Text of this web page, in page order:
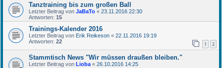
Tanztraining bis zum großen Ball
Letzter Beitrag von JaBaTo « 23.11.2016 22:30
Antworten: 15
Trainings-Kalender 2016
Letzter Beitrag von Erik Reikeson « 22.11.2016 19:19
Antworten: 22 1 2
Stammtisch News "Wir müssen draußen bleiben."
Letzter Beitrag von Lioba « 26.10.2016 14:25